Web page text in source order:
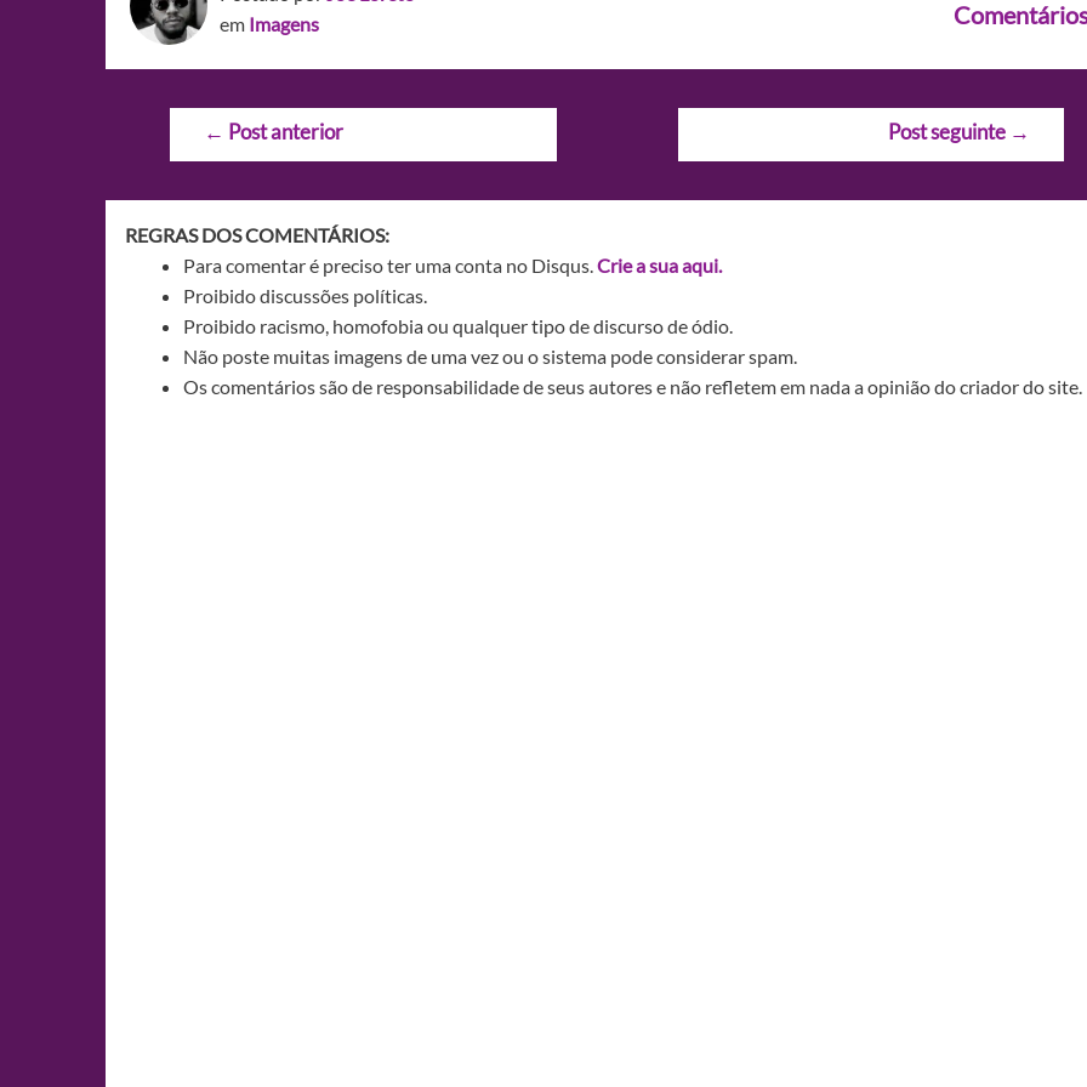
em Imagens
Navegação
← Post anterior Post seguinte →
REGRAS DOS COMENTÁRIOS:
Para comentar é preciso ter uma conta no Disqus.Crie a sua aqui.
Proibido discussões políticas.
Proibido racismo, homofobia ou qualquer tipo de discurso de ódio.
Não poste muitas imagens de uma vez ou o sistema pode considerar spam.
Os comentários são de responsabilidade de seus autores e não refletem em nada a opinião do criador do site.